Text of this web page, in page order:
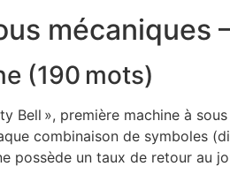
mécaniques
(190 mots)
Bell », première machine à
combinaison de symboles
un taux de retour au